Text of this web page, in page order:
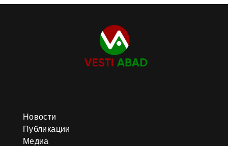
Новости
Публикации
Медиа